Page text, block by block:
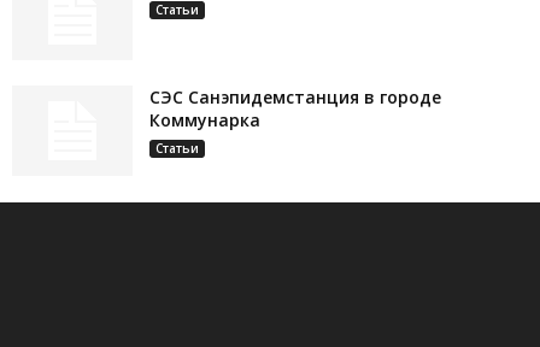
Статьи
СЭС Санэпидемстанция в городе
Коммунарка
Статьи